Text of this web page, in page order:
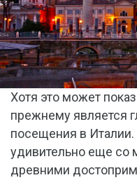
Хотя это может
прежнему является
посещения в
удивительно еще со
древними